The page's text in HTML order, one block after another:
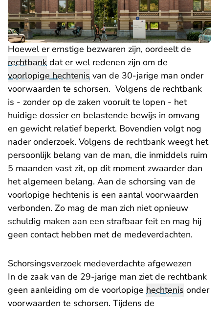
Hoewel er ernstige bezwaren zijn, oordeelt de
rechtbank dat er wel redenen zijn om de
voorlopige hechtenis van de 30-jarige man onder
voorwaarden te schorsen. Volgens de rechtbank
is - zonder op de zaken vooruit te lopen - het
huidige dossier en belastende bewijs in omvang
en gewicht relatief beperkt. Bovendien volgt nog
nader onderzoek. Volgens de rechtbank weegt het
persoonlijk belang van de man, die inmiddels ruim
5 maanden vast zit, op dit moment zwaarder dan
het algemeen belang. Aan de schorsing van de
voorlopige hechtenis is een aantal voorwaarden
verbonden. Zo mag de man zich niet opnieuw
schuldig maken aan een strafbaar feit en mag hij
geen contact hebben met de medeverdachten.
Schorsingsverzoek medeverdachte afgewezen
In de zaak van de 29-jarige man ziet de rechtbank
geen aanleiding om de voorlopige hechtenis onder
voorwaarden te schorsen. Tijdens de